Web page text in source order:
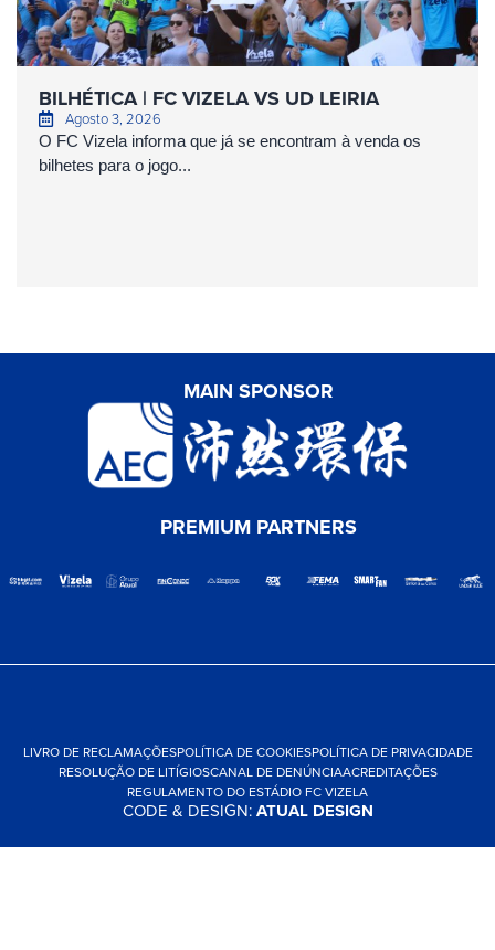
BILHÉTICA | FC VIZELA VS UD LEIRIA
Agosto 3, 2026
O FC Vizela informa que já se encontram à venda os
bilhetes para o jogo...
MAIN SPONSOR
PREMIUM PARTNERS
LIVRO DE RECLAMAÇÕESPOLÍTICA DE COOKIESPOLÍTICA DE PRIVACIDADE
RESOLUÇÃO DE LITÍGIOSCANAL DE DENÚNCIAACREDITAÇÕES
REGULAMENTO DO ESTÁDIO FC VIZELA
CODE & DESIGN:ATUAL DESIGN